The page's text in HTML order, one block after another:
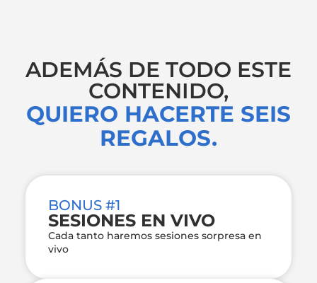
ADEMÁS DE TODO ESTE
CONTENIDO,
QUIERO HACERTE SEIS
REGALOS.
BONUS #1
SESIONES EN VIVO
Cada tanto haremos sesiones sorpresa en
vivo